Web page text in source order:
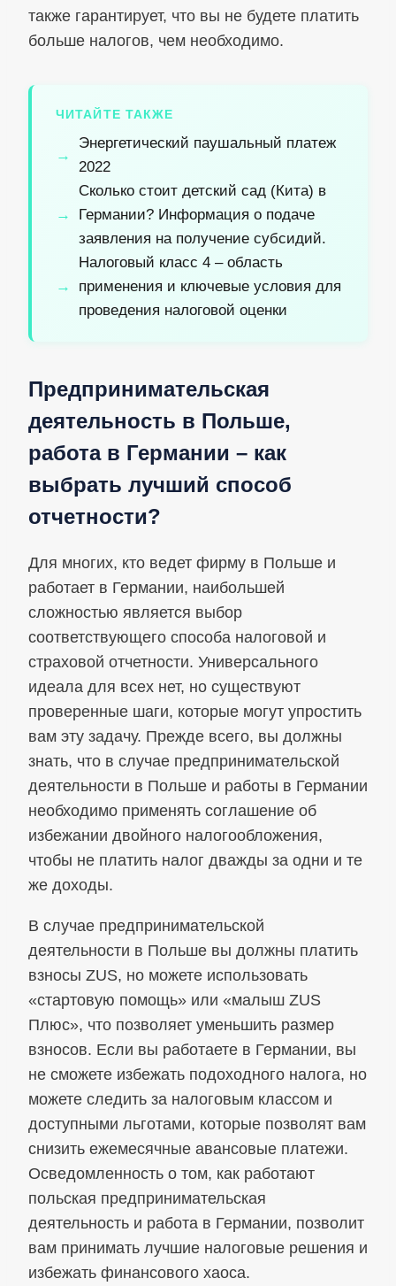
также гарантирует, что вы не будете платить
больше налогов, чем необходимо.
ЧИТАЙТЕ ТАКЖЕ
Энергетический паушальный платеж
2022
Сколько стоит детский сад (Кита) в
Германии? Информация о подаче
заявления на получение субсидий.
Налоговый класс 4 – область
применения и ключевые условия для
проведения налоговой оценки
Предпринимательская
деятельность в Польше,
работа в Германии – как
выбрать лучший способ
отчетности?
Для многих, кто ведет фирму в Польше и
работает в Германии, наибольшей
сложностью является выбор
соответствующего способа налоговой и
страховой отчетности. Универсального
идеала для всех нет, но существуют
проверенные шаги, которые могут упростить
вам эту задачу. Прежде всего, вы должны
знать, что в случае предпринимательской
деятельности в Польше и работы в Германии
необходимо применять соглашение об
избежании двойного налогообложения,
чтобы не платить налог дважды за одни и те
же доходы.
В случае предпринимательской
деятельности в Польше вы должны платить
взносы ZUS, но можете использовать
«стартовую помощь» или «малыш ZUS
Плюс», что позволяет уменьшить размер
взносов. Если вы работаете в Германии, вы
не сможете избежать подоходного налога, но
можете следить за налоговым классом и
доступными льготами, которые позволят вам
снизить ежемесячные авансовые платежи.
Осведомленность о том, как работают
польская предпринимательская
деятельность и работа в Германии, позволит
вам принимать лучшие налоговые решения и
избежать финансового хаоса.